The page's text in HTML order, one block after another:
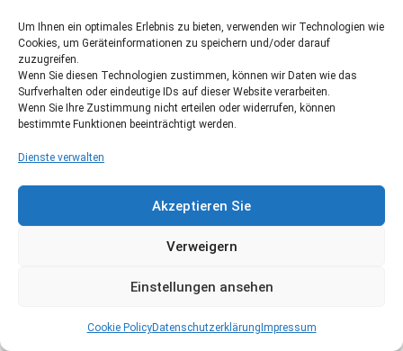
Um Ihnen ein optimales Erlebnis zu bieten, verwenden wir Technologien wie
Cookies, um Geräteinformationen zu speichern und/oder darauf
zuzugreifen.
Wenn Sie diesen Technologien zustimmen, können wir Daten wie das
Surfverhalten oder eindeutige IDs auf dieser Website verarbeiten.
Wenn Sie Ihre Zustimmung nicht erteilen oder widerrufen, können
bestimmte Funktionen beeinträchtigt werden.
Dienste verwalten
Akzeptieren Sie
Verweigern
Einstellungen ansehen
Cookie PolicyDatenschutzerklärung Impressum